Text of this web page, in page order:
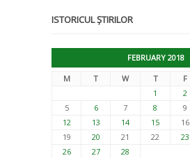
ISTORICUL ȘTIRILOR
FEBRUARY 2018
M
T W T F
1
2
5
6 7 8 9
12
13 14 15 16
19
20 21 22 23
26
27 28